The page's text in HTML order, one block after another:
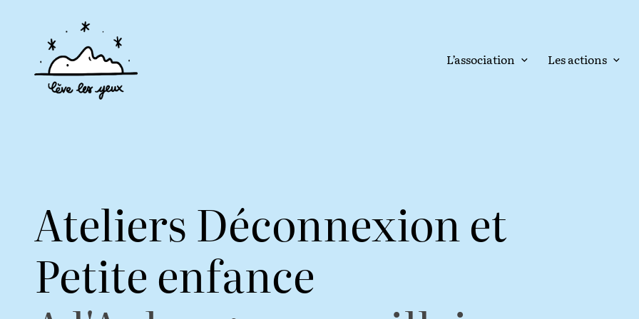
L’association Les actions
Ateliers Déconnexion et
Petite enfance